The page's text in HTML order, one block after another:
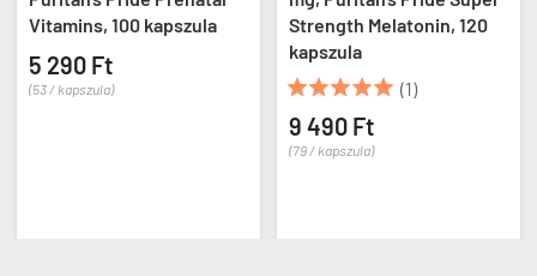
Vitamins, 100 kapszula
5 290 Ft
(53 / kapszula)
Strength Melatonin, 120
kapszula
 (1)
9 490 Ft
(79 / kapszula)